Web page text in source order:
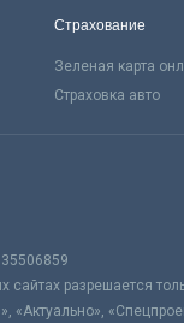
Страхование
Зеленая карта
Страховка авто
разрешается
«Актуально»,